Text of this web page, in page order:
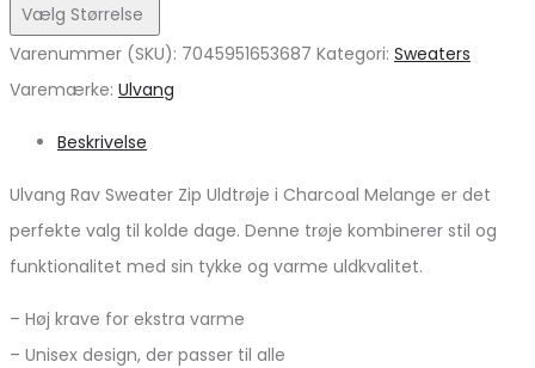
Vælg Størrelse
Varenummer (SKU): 7045951653687 Kategori: Sweaters
Varemærke: Ulvang
Beskrivelse
Ulvang Rav Sweater Zip Uldtrøje i Charcoal Melange er det
perfekte valg til kolde dage. Denne trøje kombinerer stil og
funktionalitet med sin tykke og varme uldkvalitet.
– Høj krave for ekstra varme
– Unisex design, der passer til alle